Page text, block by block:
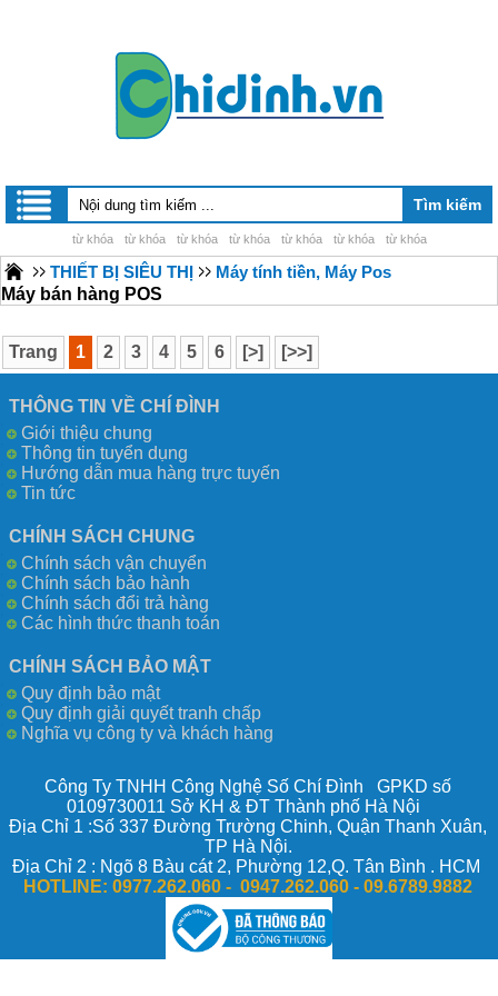
từ khóa từ khóa từ khóa từ khóa từ khóa từ khóa từ khóa
THIẾT BỊ SIÊU THỊ
Máy tính tiền, Máy Pos
Máy bán hàng POS
Trang 1 2 3 4 5 6 [>] [>>]
THÔNG TIN VỀ CHÍ ĐÌNH
Giới thiệu chung
Thông tin tuyển dụng
Hướng dẫn mua hàng trực tuyến
Tin tức
CHÍNH SÁCH CHUNG
Chính sách vận chuyển
Chính sách bảo hành
Chính sách đổi trả hàng
Các hình thức thanh toán
CHÍNH SÁCH BẢO MẬT
Quy định bảo mật
Quy định giải quyết tranh chấp
Nghĩa vụ công ty và khách hàng
Công Ty TNHH Công Nghệ Số Chí Đình GPKD số
0109730011 Sở KH & ĐT Thành phố Hà Nội
Địa Chỉ 1 :Số 337 Đường Trường Chinh, Quận Thanh Xuân,
TP Hà Nội.
Địa Chỉ 2 : Ngõ 8 Bàu cát 2, Phường 12,Q. Tân Bình . HCM
HOTLINE: 0977.262.060 - 0947.262.060 -09.6789.9882